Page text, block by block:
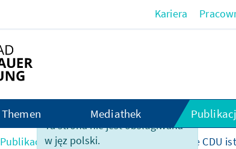
Ta strona nie jest obsługiwana
w jęz polski.
Kariera
Themen Mediathek
Publikacje Po wydarzeniach KAS „Die CDU